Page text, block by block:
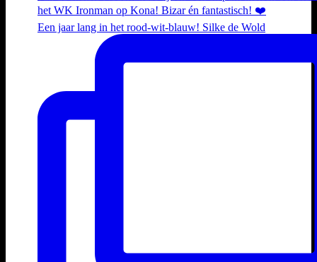
Een jaar lang in het rood-wit-blauw! Silke de Wold